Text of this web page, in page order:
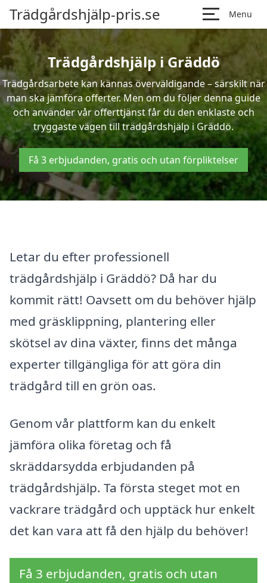
Trädgårdshjälp-pris.se Menu
Trädgårdshjälp i Gräddö
Trädgårdsarbete kan kännas överväldigande – särskilt när
man ska jämföra offerter. Men om du följer denna guide
och använder vår offerttjänst får du den enklaste och
tryggaste vägen till trädgårdshjälp i Gräddö.
Få 3 erbjudanden, gratis och utan förpliktelser
Letar du efter professionell
trädgårdshjälp i Gräddö? Då har du
kommit rätt! Oavsett om du behöver hjälp
med gräsklippning, plantering eller
skötsel av dina växter, finns det många
experter tillgängliga för att göra din
trädgård till en grön oas.
Genom vår plattform kan du enkelt
jämföra olika företag och få
skräddarsydda erbjudanden på
trädgårdshjälp. Ta första steget mot en
vackrare trädgård och upptäck hur enkelt
det kan vara att få den hjälp du behöver!
Få 3 erbjudanden, gratis och utan